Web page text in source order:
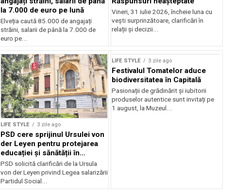
la 7.000 de euro pe lună
Elveția caută 85.000 de angajați
străini, salarii de până la 7.000 de
euro pe...
Vineri, 31 iulie 2026, încheie luna cu
vești surprinzătoare, clarificări în
relații și decizii...
LIFE STYLE 3 zile ago
PSD cere sprijinul Ursulei von
der Leyen pentru protejarea
educației și sănătății în
reforma salarială
PSD solicită clarificări de la Ursula
von der Leyen privind Legea salarizării
Partidul Social...
LIFE STYLE 3 zile ago
Festivalul Tomatelor aduce
biodiversitatea în Capitală
Pasionații de grădinărit și iubitorii
produselor autentice sunt invitați pe
1 august, la Muzeul...